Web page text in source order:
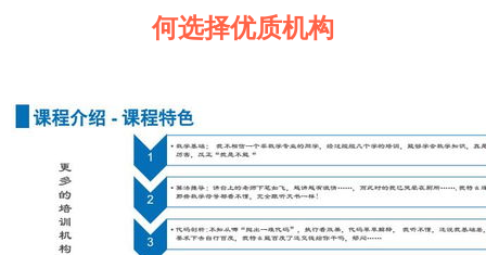
何选择优质机构